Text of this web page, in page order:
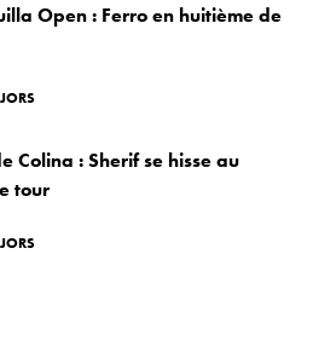
Open : Ferro en huitième de
Colina : Sherif se hisse au
tour